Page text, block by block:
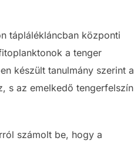
táplálékláncban központi
a tenger
készült tanulmány szerint a
s az emelkedő tengerfelszín
számolt be, hogy a